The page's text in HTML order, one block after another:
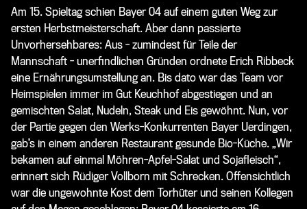
Am 15. Spieltag schien Bayer 04 auf einem guten Weg zur
ersten Herbstmeisterschaft. Aber dann passierte
Unvorhersehbares: Aus - zumindest für Teile der
Mannschaft - unerfindlichen Gründen ordnete Erich Ribbeck
eine Ernährungsumstellung an. Bis dato war das Team vor
Heimspielen immer im Gut Keuchhof abgestiegen und an
gemischten Salat, Nudeln, Steak und Eis gewöhnt. Nun, vor
der Partie gegen den Werks-Konkurrenten Bayer Uerdingen,
gab’s in einem anderen Restaurant gesunde Bio-Küche. „Wir
bekamen auf einmal Möhren-Apfel-Salat und Sojafleisch“,
erinnert sich Rüdiger Vollborn mit Schrecken. Offensichtlich
war die ungewohnte Kost dem Torhüter und seinen Kollegen